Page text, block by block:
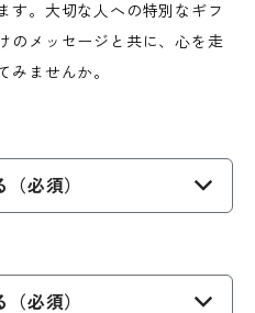
す。大切な人への特別なギフ
のメッセージと共に、心を走
みませんか。
必須）
必須）